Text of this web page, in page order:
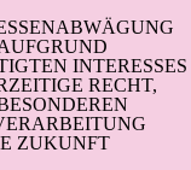
INTERESSES
RECHT,
ZUKUNFT